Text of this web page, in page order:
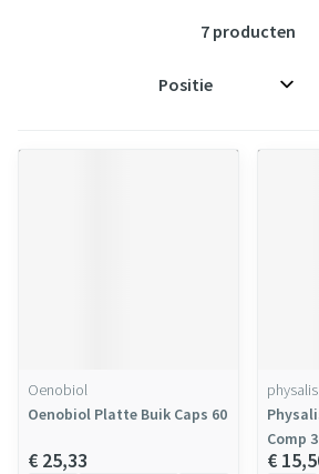
7 producten
Sorteer op:
Oenobiol
Oenobiol Platte Buik Caps 60
€ 25,33
physalis
Comp
€